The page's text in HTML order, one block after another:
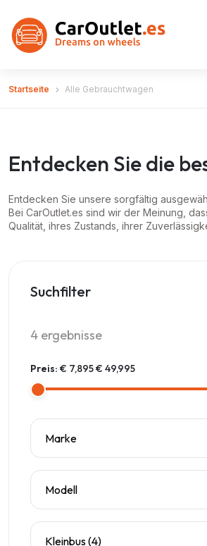
Startseite Alle Gebrauchtwagen
Entdecken Sie die
Entdecken Sie unsere sorgfältig
Bei CarOutlet.es sind wir der Meinung,
Qualität, ihres Zustands, ihrer
Suchfilter
4 ergebnisse
Preis: € 7,895€ 49,995